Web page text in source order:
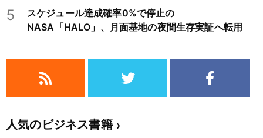
5
スケジュール達成確率0%で停止の
NASA「HALO」、月面基地の夜間生存実証へ転用
人気のビジネス書籍